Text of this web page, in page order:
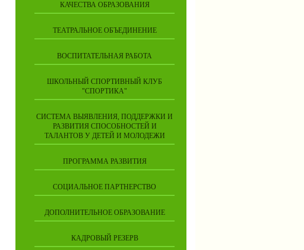
КАЧЕСТВА ОБРАЗОВАНИЯ
ТЕАТРАЛЬНОЕ ОБЪЕДИНЕНИЕ
ВОСПИТАТЕЛЬНАЯ РАБОТА
ШКОЛЬНЫЙ СПОРТИВНЫЙ КЛУБ
"СПОРТИКА"
СИСТЕМА ВЫЯВЛЕНИЯ, ПОДДЕРЖКИ И
РАЗВИТИЯ СПОСОБНОСТЕЙ И
ТАЛАНТОВ У ДЕТЕЙ И МОЛОДЕЖИ
ПРОГРАММА РАЗВИТИЯ
СОЦИАЛЬНОЕ ПАРТНЕРСТВО
ДОПОЛНИТЕЛЬНОЕ ОБРАЗОВАНИЕ
КАДРОВЫЙ РЕЗЕРВ